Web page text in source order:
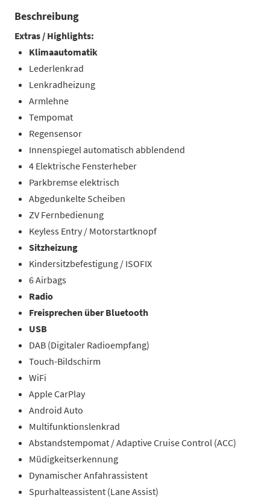
Beschreibung
Extras / Highlights:
Klimaautomatik
Lederlenkrad
Lenkradheizung
Armlehne
Tempomat
Regensensor
Innenspiegel automatisch abblendend
4 Elektrische Fensterheber
Parkbremse elektrisch
Abgedunkelte Scheiben
ZV Fernbedienung
Keyless Entry / Motorstartknopf
Sitzheizung
Kindersitzbefestigung / ISOFIX
6 Airbags
Radio
Freisprechen über Bluetooth
USB
DAB (Digitaler Radioempfang)
Touch-Bildschirm
WiFi
Apple CarPlay
Android Auto
Multifunktionslenkrad
Abstandstempomat / Adaptive Cruise Control (ACC)
Müdigkeitserkennung
Dynamischer Anfahrassistent
Spurhalteassistent (Lane Assist)